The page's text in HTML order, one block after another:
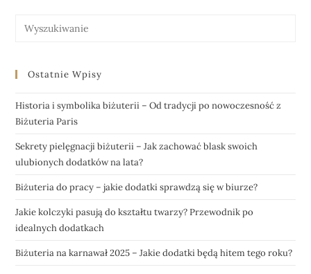
Ostatnie Wpisy
Historia i symbolika biżuterii – Od tradycji po nowoczesność z
Biżuteria Paris
Sekrety pielęgnacji biżuterii – Jak zachować blask swoich
ulubionych dodatków na lata?
Biżuteria do pracy – jakie dodatki sprawdzą się w biurze?
Jakie kolczyki pasują do kształtu twarzy? Przewodnik po
idealnych dodatkach
Biżuteria na karnawał 2025 – Jakie dodatki będą hitem tego roku?